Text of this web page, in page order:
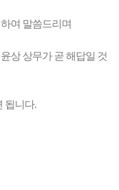
여 말씀드리며
상 상무가 곧 해답일 것
됩니다.